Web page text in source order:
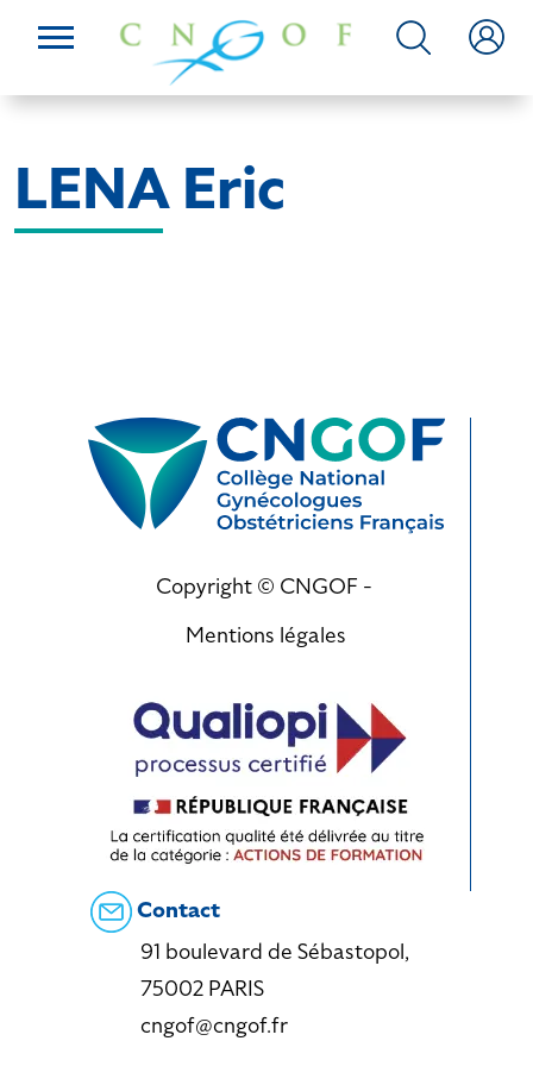
LENA Eric
Copyright © CNGOF -
Mentions légales
Contact
91 boulevard de Sébastopol,
75002 PARIS
cngof@cngof.fr